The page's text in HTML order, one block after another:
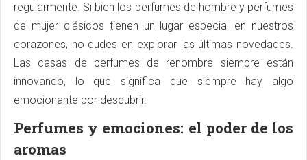
regularmente. Si bien los perfumes de hombre y perfumes
de mujer clásicos tienen un lugar especial en nuestros
corazones, no dudes en explorar las últimas novedades.
Las casas de perfumes de renombre siempre están
innovando, lo que significa que siempre hay algo
emocionante por descubrir.
Perfumes y emociones: el poder de los
aromas